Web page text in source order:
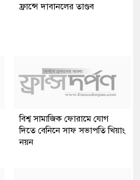
ফ্রান্সে দাবানলের তাণ্ডব
বিশ্ব সামাজিক ফোরামে যোগ
দিতে বেনিনে সাফ সভাপতি খিয়াং
নয়ন